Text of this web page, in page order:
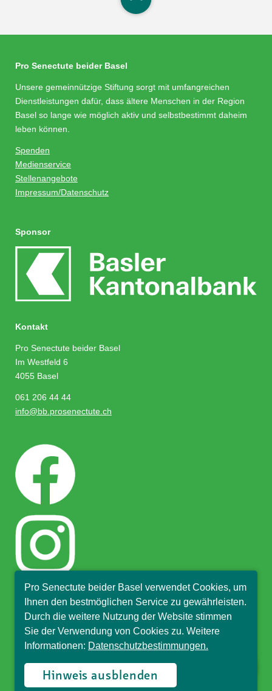
Pro Senectute beider Basel
Unsere gemeinnützige Stiftung sorgt mit umfangreichen
Dienstleistungen dafür, dass ältere Menschen in der Region
Basel so lange wie möglich aktiv und selbstbestimmt daheim
leben können.
Spenden
Medienservice
Stellenangebote
Impressum/Datenschutz
Sponsor
Kontakt
Pro Senectute beider Basel
Im Westfeld 6
4055 Basel
061 206 44 44
info@bb.prosenectute.ch
© Pro Senectute beider Basel, 2018
Pro Senectute beider Basel verwendet Cookies, um
Ihnen den bestmöglichen Service zu gewährleisten.
Durch die weitere Nutzung der Website stimmen
Sie der Verwendung von Cookies zu. Weitere
Informationen: Datenschutzbestimmungen.
Hinweis ausblenden